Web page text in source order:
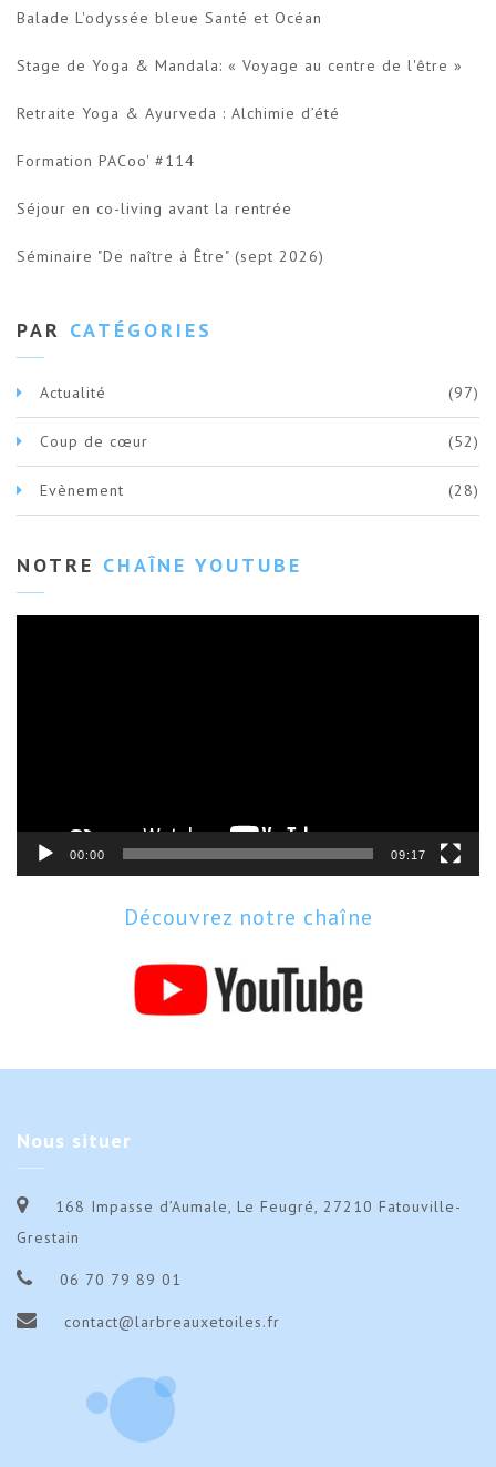
Balade L'odyssée bleue Santé et Océan
Stage de Yoga & Mandala: « Voyage au centre de l'être »
Retraite Yoga & Ayurveda : Alchimie d’été
Formation PACoo' #114
Séjour en co-living avant la rentrée
Séminaire "De naître à Être" (sept 2026)
PAR CATÉGORIES
Actualité (97)
Coup de cœur (52)
Evènement (28)
NOTRE CHAÎNE YOUTUBE
00:00 09:17
Découvrez notre chaîne
Nous situer
168 Impasse d’Aumale, Le Feugré, 27210 Fatouville-
Grestain
06 70 79 89 01
contact@larbreauxetoiles.fr